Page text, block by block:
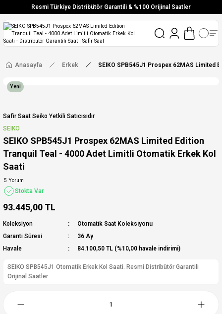
Resmi Türkiye Distribütör Garantili & %100 Orijinal Saatler
Vade Farksız 6 Taksit
Aynı Gün Stoktan Gönderim
Ücretsiz Kargo
Anasayfa Erkek SEIKO SPB545J1 Prospex 62MAS Limited
Yeni
Safir Saat Seiko Yetkili Satıcısıdır
SEIKO
SEIKO SPB545J1 Prospex 62MAS Limited Edition
Tranquil Teal - 4000 Adet Limitli Otomatik Erkek Kol
Saati
5 Yorum
Stokta Var
93.445,00 TL
Koleksiyon
Otomatik Saat Koleksiyonu
Garanti Süresi
36 Ay
Havale
84.100,50 TL (%10,00 havale indirimi)
SEIKO SPB545J1 Otomatik Erkek Kol Saati. Resmi Distribütör Garantili
Orijinal Saatler